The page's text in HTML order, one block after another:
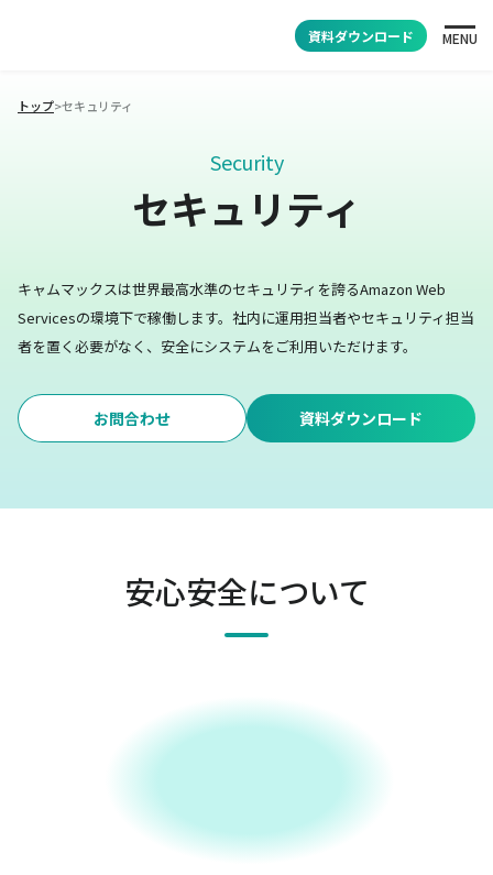
資料ダウンロード MENU
トップ>セキュリティ
Security
セキュリティ
キャムマックスは世界最高水準のセキュリティを誇るAmazon Web
Servicesの環境下で稼働します。 社内に運用担当者やセキュリティ担当
者を置く必要がなく、安全にシステムをご利用いただけます。
お問合わせ 資料ダウンロード
安心安全について